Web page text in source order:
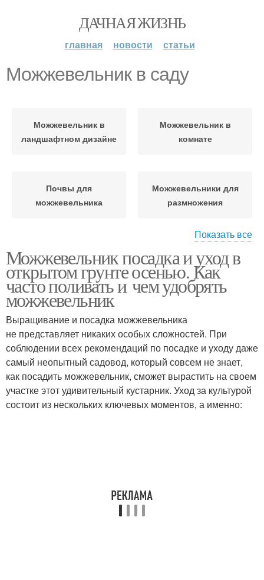
ДАЧНАЯ ЖИЗНЬ
главная новости статьи
Можжевельник в саду
Можжевельник в
ландшафтном дизайне
Можжевельник в
комнате
Почвы для
можжевельника
Можжевельники для
размножения
можжевельником
Показать все
Можжевельник посадка и уход в
открытом грунте осенью. Как
часто поливать и чем удобрять
можжевельник
Выращивание и посадка можжевельника
не представляет никаких особых сложностей. При
соблюдении всех рекомендаций по посадке и уходу даже
самый неопытный садовод, который совсем не знает,
как посадить можжевельник, сможет вырастить на своем
участке этот удивительный кустарник. Уход за культурой
состоит из нескольких ключевых моментов, а именно: